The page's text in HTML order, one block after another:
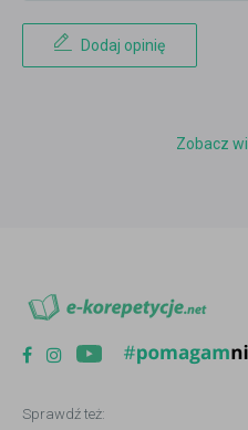
Dodaj opinię
Zobacz
Sprawdź też: